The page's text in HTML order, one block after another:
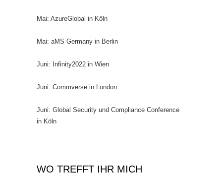
Mai: AzureGlobal in Köln
Mai: aMS Germany in Berlin
Juni: Infinity2022 in Wien
Juni: Commverse in London
Juni: Global Security und Compliance Conference
in Köln
WO TREFFT IHR MICH